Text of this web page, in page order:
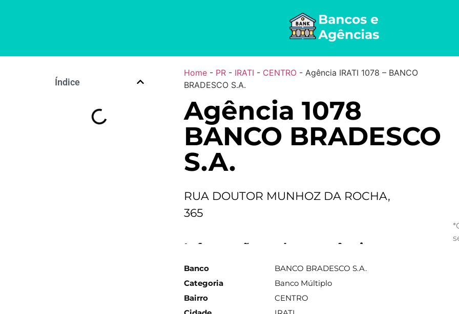
Índice
Home- PR- IRATI - CENTRO- Agência IRATI 1078 – BANCO
BRADESCO S.A.
Agência 1078
BANCO BRADESCO
S.A.
RUA DOUTOR MUNHOZ DA ROCHA,
365
Informações sobre a agência
Banco
BANCO BRADESCO S.A.
Categoria
Banco Múltiplo
Bairro
CENTRO